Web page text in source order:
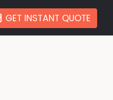
GET INSTANT QUOTE